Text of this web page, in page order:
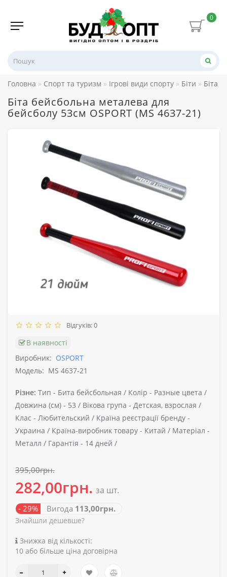
0
Головна Спорт та туризм Ігрові види спорту Біти Біта
Біта бейсбольна металева для
бейсболу 53см OSPORT (MS 4637-21)
Відгуків: 0
В наявності
Виробник: OSPORT
Модель: MS 4637-21
Різне: Тип - Бита бейсбольная / Колір - Разные цвета /
Довжина (см) - 53 / Вікова група - Детская, взрослая /
Клас - Любительский / Країна реєстрації бренду -
Украина / Країна-виробник товару - Китай / Матеріал -
Металл / Гарантія - 14 дней /
395,00грн.
282,00грн. за шт.
- 29% Вигода 113,00грн.
Знайшли дешевше?
Знижка від кількості:
10 або більше ціна договірна